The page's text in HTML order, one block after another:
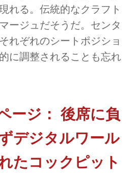
れる。伝統的なクラフト
ージュだそうだ。センタ
れぞれのシートポジショ
に調整されることも忘れ
ジ： 後席に負
デジタルワール
たコックピット